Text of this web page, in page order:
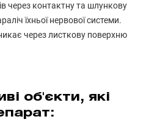
через контактну та шлункову
їхньої нервової системи.
через листкову поверхню
об'єкти, які